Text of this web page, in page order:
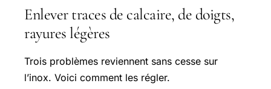
Enlever traces de calcaire, de doigts,
rayures légères
Trois problèmes reviennent sans cesse sur
l’inox. Voici comment les régler.